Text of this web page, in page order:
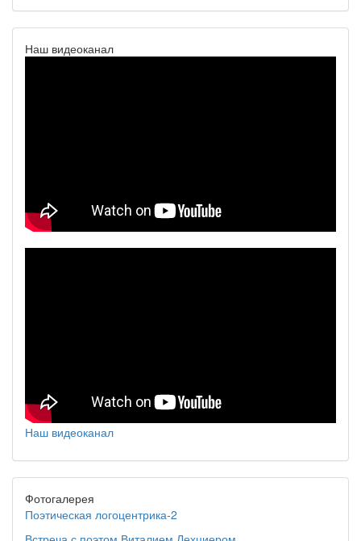
Наш видеоканал
Наш видеоканал
Фотогалерея
Поэтическая логоцентрика-2